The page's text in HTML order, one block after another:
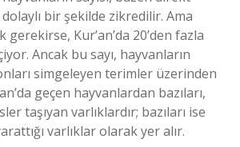
bir şekilde zikredilir. Ama
gerekirse, Kur’an’da 20’den fazla
Ancak bu sayı, hayvanların
simgeleyen terimler üzerinden
geçen hayvanlardan bazıları,
taşıyan varlıklardır; bazıları ise
varlıklar olarak yer alır.